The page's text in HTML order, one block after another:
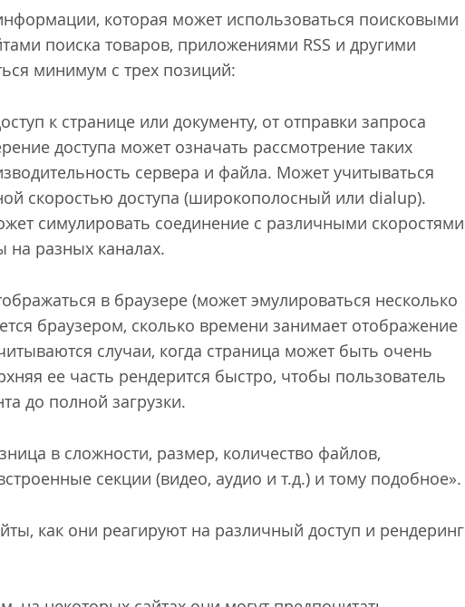
которая может использоваться поисковыми
поиска товаров, приложениями RSS и другими
минимум с трех позиций:
к странице или документу, от отправки запроса
доступа может означать рассмотрение таких
сервера и файла. Может учитываться
скоростью доступа (широкополосный или dialup).
симулировать соединение с различными скоростями
на разных каналах.
в браузере (может эмулироваться несколько
браузером, сколько времени занимает отображение
случаи, когда страница может быть очень
ее часть рендерится быстро, чтобы пользователь
до полной загрузки.
в сложности, размер, количество файлов,
секции (видео, аудио и т.д.) и тому подобное».
как они реагируют на различный доступ и рендеринг